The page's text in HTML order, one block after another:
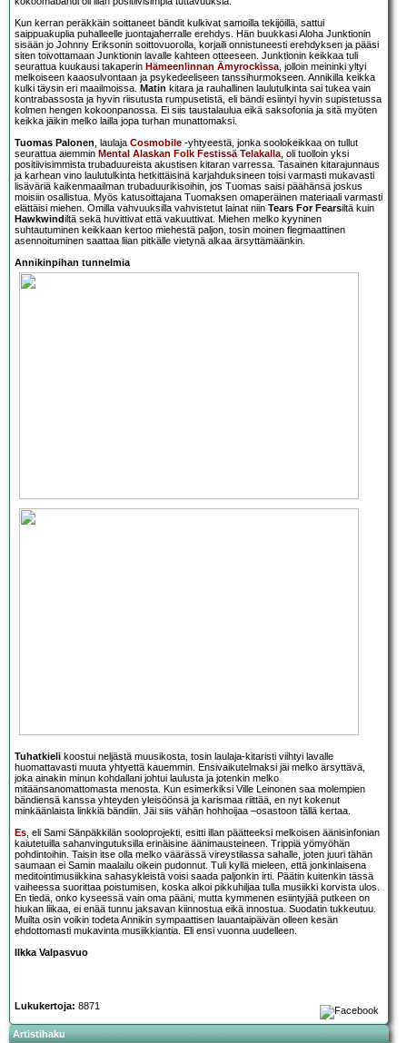
Kun kerran peräkkäin soittaneet bändit kulkivat samoilla tekijöillä, sattui
saippuakuplia puhalleelle juontajaherralle erehdys. Hän buukkasi Aloha Junktionin
sisään jo Johnny Eriksonin soittovuorolla, korjaili onnistuneesti erehdyksen ja pääsi
siten toivottamaan Junktionin lavalle kahteen otteeseen. Junktionin keikkaa tuli
seurattua kuukausi takaperin Hämeenlinnan Ämyrockissa, jolloin meininki yltyi
melkoiseen kaaosulvontaan ja psykedeeliseen tanssihurmokseen. Annikilla keikka
kulki täysin eri maailmoissa. Matin kitara ja rauhallinen laulutulkinta sai tukea vain
kontrabassosta ja hyvin riisutusta rumpusetistä, eli bändi esiintyi hyvin supistetussa
kolmen hengen kokoonpanossa. Ei siis taustalaulua eikä saksofonia ja sitä myöten
keikka jäikin melko lailla jopa turhan munattomaksi.
Tuomas Palonen, laulaja Cosmobile -yhtyeestä, jonka soolokeikkaa on tullut
seurattua aiemmin Mental Alaskan Folk Festissä Telakalla, oli tuolloin yksi
positiivisimmista trubaduureista akustisen kitaran varressa. Tasainen kitarajunnaus
ja karhean vino laulutulkinta hetkittäisinä karjahduksineen toisi varmasti mukavasti
lisäväriä kaikenmaailman trubaduurikisoihin, jos Tuomas saisi päähänsä joskus
moisiin osallistua. Myös katusoittajana Tuomaksen omaperäinen materiaali varmasti
elättäisi miehen. Omilla vahvuuksilla vahvistetut lainat niin Tears For Fearsiltä kuin
Hawkwindiltä sekä huvittivat että vakuuttivat. Miehen melko kyyninen
suhtautuminen keikkaan kertoo miehestä paljon, tosin moinen flegmaattinen
asennoituminen saattaa liian pitkälle vietynä alkaa ärsyttämäänkin.
Annikinpihan tunnelmia
Tuhatkieli koostui neljästä muusikosta, tosin laulaja-kitaristi viihtyi lavalle
huomattavasti muuta yhtyettä kauemmin. Ensivaikutelmaksi jäi melko ärsyttävä,
joka ainakin minun kohdallani johtui laulusta ja jotenkin melko
mitäänsanomattomasta menosta. Kun esimerkiksi Ville Leinonen saa molempien
bändiensä kanssa yhteyden yleisöönsä ja karismaa riittää, en nyt kokenut
minkäänlaista linkkiä bändiin. Jäi siis vähän hohhoijaa –osastoon tällä kertaa.
Es, eli Sami Sänpäkkilän sooloprojekti, esitti illan päätteeksi melkoisen äänisinfonian
kaiutetuilla sahanvingutuksilla erinäisine äänimausteineen. Trippiä yömyöhän
pohdintoihin. Taisin itse olla melko väärässä vireystilassa sahalle, joten juuri tähän
saumaan ei Samin maalailu oikein pudonnut. Tuli kyllä mieleen, että jonkinlaisena
meditointimusiikkina sahasykleistä voisi saada paljonkin irti. Päätin kuitenkin tässä
vaiheessa suorittaa poistumisen, koska alkoi pikkuhiljaa tulla musiikki korvista ulos.
En tiedä, onko kyseessä vain oma pääni, mutta kymmenen esiintyjää putkeen on
hiukan liikaa, ei enää tunnu jaksavan kiinnostua eikä innostua. Suodatin tukkeutuu.
Muilta osin voikin todeta Annikin sympaattisen lauantaipäivän olleen kesän
ehdottomasti mukavinta musiikkiantia. Eli ensi vuonna uudelleen.
Ilkka Valpasvuo
Lukukertoja: 8871
Artistihaku